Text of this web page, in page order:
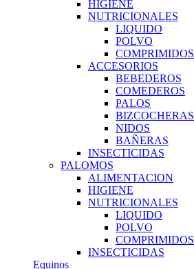
HIGIENE
NUTRICIONALES
LIQUIDO
POLVO
COMPRIMIDOS
ACCESORIOS
BEBEDEROS
COMEDEROS
PALOS
BIZCOCHERAS
NIDOS
BAÑERAS
INSECTICIDAS
PALOMOS
ALIMENTACION
HIGIENE
NUTRICIONALES
LIQUIDO
POLVO
COMPRIMIDOS
INSECTICIDAS
Equinos